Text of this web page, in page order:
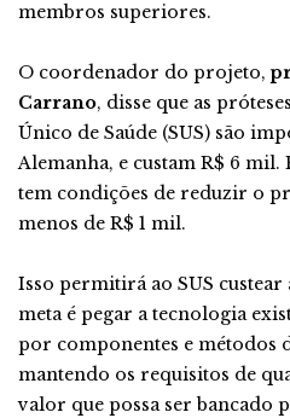
membros superiores.
O coordenador do projeto,
Carrano, disse que as
Único de Saúde (SUS) são
Alemanha, e custam R$ 6 mil.
tem condições de reduzir o
menos de R$ 1 mil.
Isso permitirá ao SUS custear
meta é pegar a tecnologia
por componentes e métodos
mantendo os requisitos de
valor que possa ser bancado